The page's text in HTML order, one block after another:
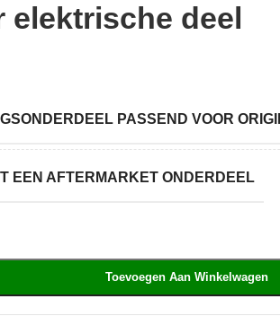
elektrische deel
PASSEND VOOR
EEN AFTERMARKET ONDERDEEL
Toevoegen Aan Winkelwagen